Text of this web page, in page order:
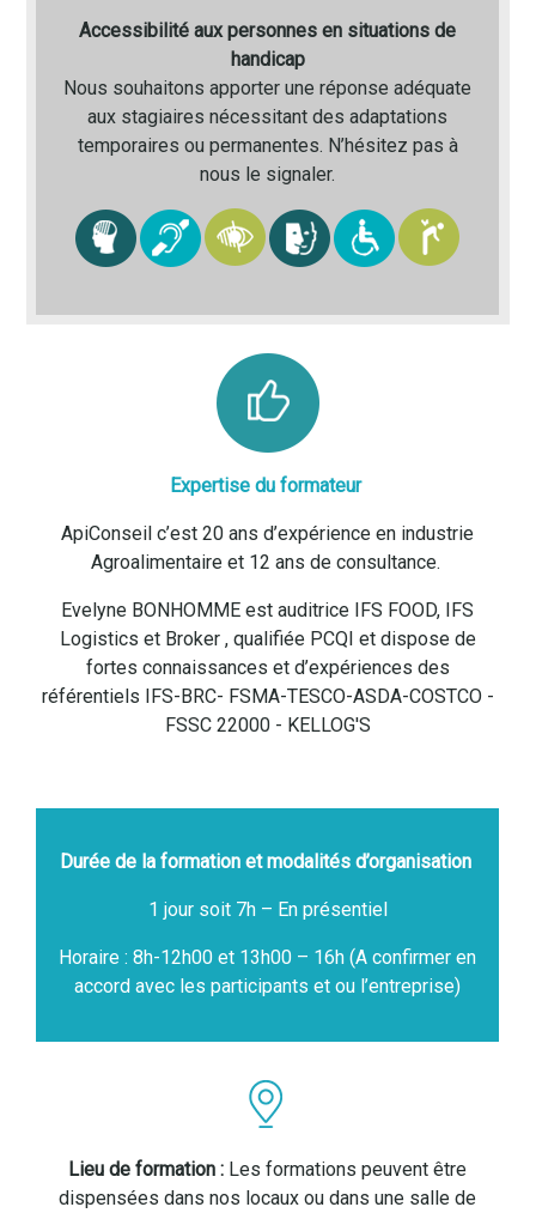
Accessibilité aux personnes en situations de
handicap
Nous souhaitons apporter une réponse adéquate
aux stagiaires nécessitant des adaptations
temporaires ou permanentes. N’hésitez pas à
nous le signaler.
Expertise du formateur
ApiConseil c’est 20 ans d’expérience en industrie
Agroalimentaire et 12 ans de consultance.
Evelyne BONHOMME est auditrice IFS FOOD, IFS
Logistics et Broker , qualifiée PCQI et dispose de
fortes connaissances et d’expériences des
référentiels IFS-BRC- FSMA-TESCO-ASDA-COSTCO -
FSSC 22000 - KELLOG'S
Durée de la formation et modalités d’organisation
1 jour soit 7h – En présentiel
Horaire : 8h-12h00 et 13h00 – 16h (A confirmer en
accord avec les participants et ou l’entreprise)
Lieu de formation : Les formations peuvent être
dispensées dans nos locaux ou dans une salle de